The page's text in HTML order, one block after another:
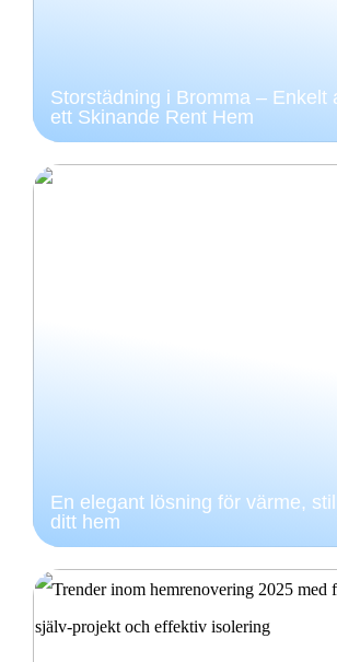
Storstädning i Bromma – Enkelt
ett Skinande Rent Hem
En elegant lösning för värme,
ditt hem